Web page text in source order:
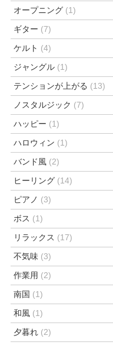
オープニング (1)
ギター (7)
ケルト (4)
ジャングル (1)
テンションが上がる (13)
ノスタルジック (7)
ハッピー (1)
ハロウィン (1)
バンド風 (2)
ヒーリング (14)
ピアノ (3)
ボス (1)
リラックス (17)
不気味 (3)
作業用 (2)
南国 (1)
和風 (1)
夕暮れ (2)